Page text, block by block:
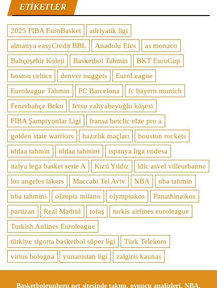
ETIKETLER
2025 FIBA EuroBasket
adriyatik ligi
almanya easyCredit BBL
Anadolu Efes
as monaco
Bahçeşehir Koleji
Basketbol Tahmin
BKT EuroCup
boston celtics
denver nuggets
EuroLeague
Euroleague Tahmin
FC Barcelona
fc bayern munich
Fenerbahçe Beko
fersu yahyabeyoğlu köşesi
FIBA Şampiyonlar Ligi
fransa betclic elite pro a
golden state warriors
hazırlık maçları
houston rockets
iddaa tahmin
iddaa tahmini
ispanya liga endesa
italya lega basket serie A
Kızıl Yıldız
ldlc asvel villeurbanne
los angeles lakers
Maccabi Tel Aviv NBA
nba tahmin
nba tahmini
olimpia milano olympiakos
Panathinaikos
partizan
Real Madrid tofaş
turkis airlines euroleague
Turkish Airlines Euroleague
türkiye sigorta basketbol süper ligi
Türk Telekom
virtus bologna
yunanistan ligi zalgiris kaunas
Basketbolgunlugu.net sitesinde takım, oyuncu analizleri, NBA,